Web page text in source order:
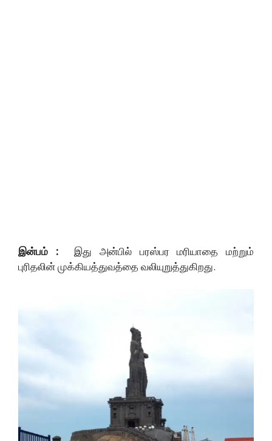
இன்பம் : இது அன்பில் பரஸ்பர மரியாதை மற்றும்
புரிதலின் முக்கியத்துவத்தை வலியுறுத்துகிறது.